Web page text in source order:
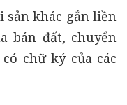
sản khác gắn liền
bán đất, chuyển
chữ ký của các